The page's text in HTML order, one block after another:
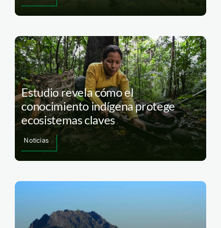
Estudio revela cómo el
conocimiento indígena protege
ecosistemas claves
Noticias